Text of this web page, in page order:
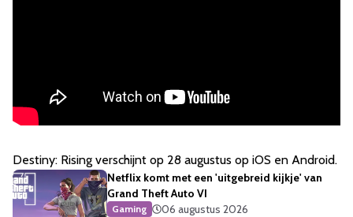
Destiny: Rising verschijnt op 28 augustus op iOS en Android.
Netflix komt met een 'uitgebreid kijkje' van
Grand Theft Auto VI
Gaming
06 augustus 2026